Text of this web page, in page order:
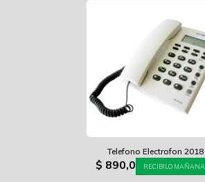
Telefono Electrofon 2018
$ 890,0 RECIBILO MAÑANA